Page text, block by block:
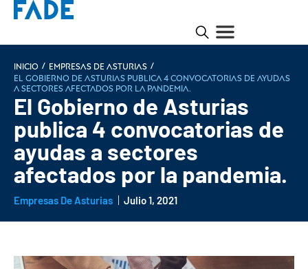
INICIO / Empresas de Asturias /
El Gobierno de Asturias publica 4 convocatorias de ayudas
a sectores afectados por la pandemia.
El Gobierno de Asturias
publica 4 convocatorias de
ayudas a sectores
afectados por la pandemia.
Empresas De Asturias Julio 1, 2021